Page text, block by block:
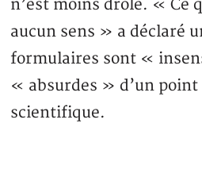
n’est moins drôle. « Ce
aucun sens » a déclaré
formulaires sont «
« absurdes » d’un point
scientifique.